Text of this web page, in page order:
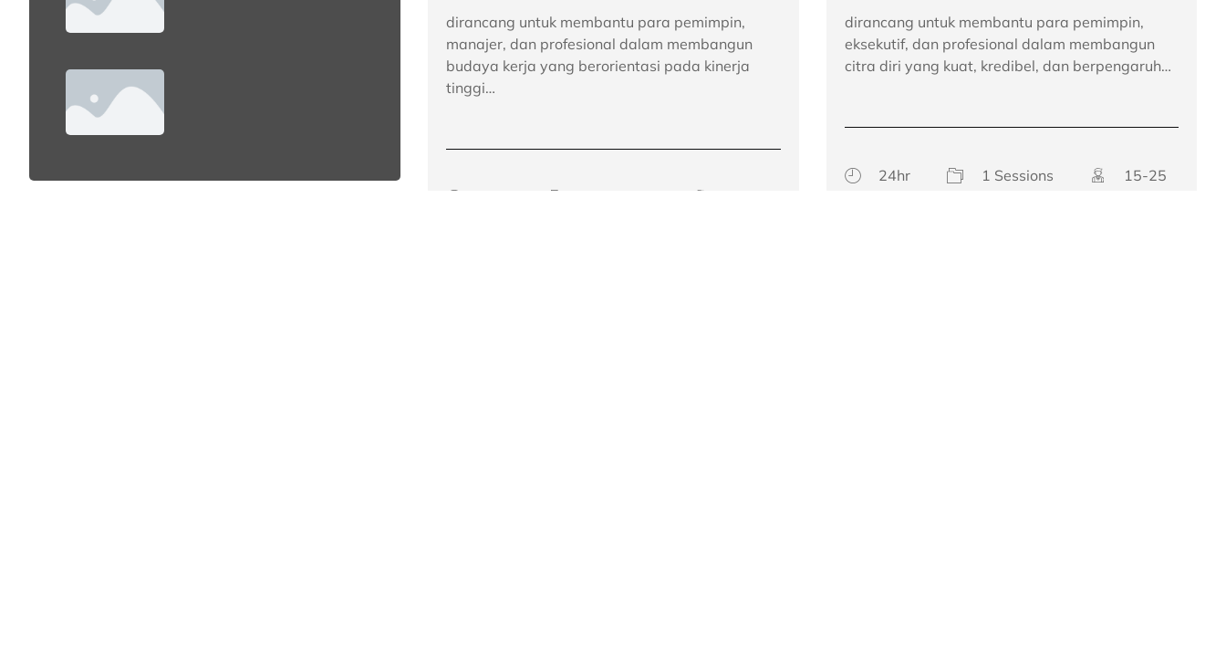
dirancang untuk membantu para pemimpin,
manajer, dan profesional dalam membangun
budaya kerja yang berorientasi pada kinerja
tinggi…
dirancang untuk membantu para pemimpin,
eksekutif, dan profesional dalam membangun
citra diri yang kuat, kredibel, dan berpengaruh…
24hr 1 Sessions 15-25